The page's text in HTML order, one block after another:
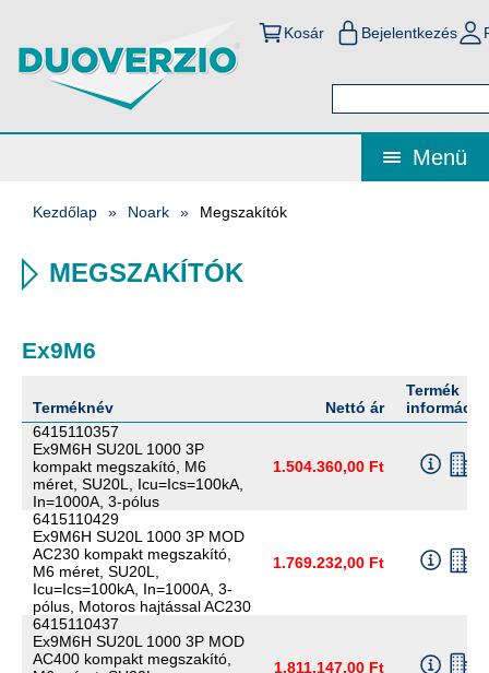
Kosár Bejelentkezés
Menü
Kezdőlap Noark Megszakítók
MEGSZAKÍTÓK
Ex9M6
Terméknév Nettó ár
Termék
információ
6415110357
Ex9M6H SU20L 1000 3P
kompakt megszakító, M6
méret, SU20L, Icu=Ics=100kA,
In=1000A, 3-pólus
1.504.360,00 Ft
6415110429
Ex9M6H SU20L 1000 3P MOD
AC230 kompakt megszakító,
M6 méret, SU20L,
Icu=Ics=100kA, In=1000A, 3-
pólus, Motoros hajtással AC230
1.769.232,00 Ft
6415110437
Ex9M6H SU20L 1000 3P MOD
AC400 kompakt megszakító,
1.811.147,00 Ft